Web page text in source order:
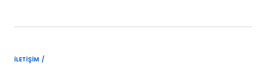
İLETIŞIM /